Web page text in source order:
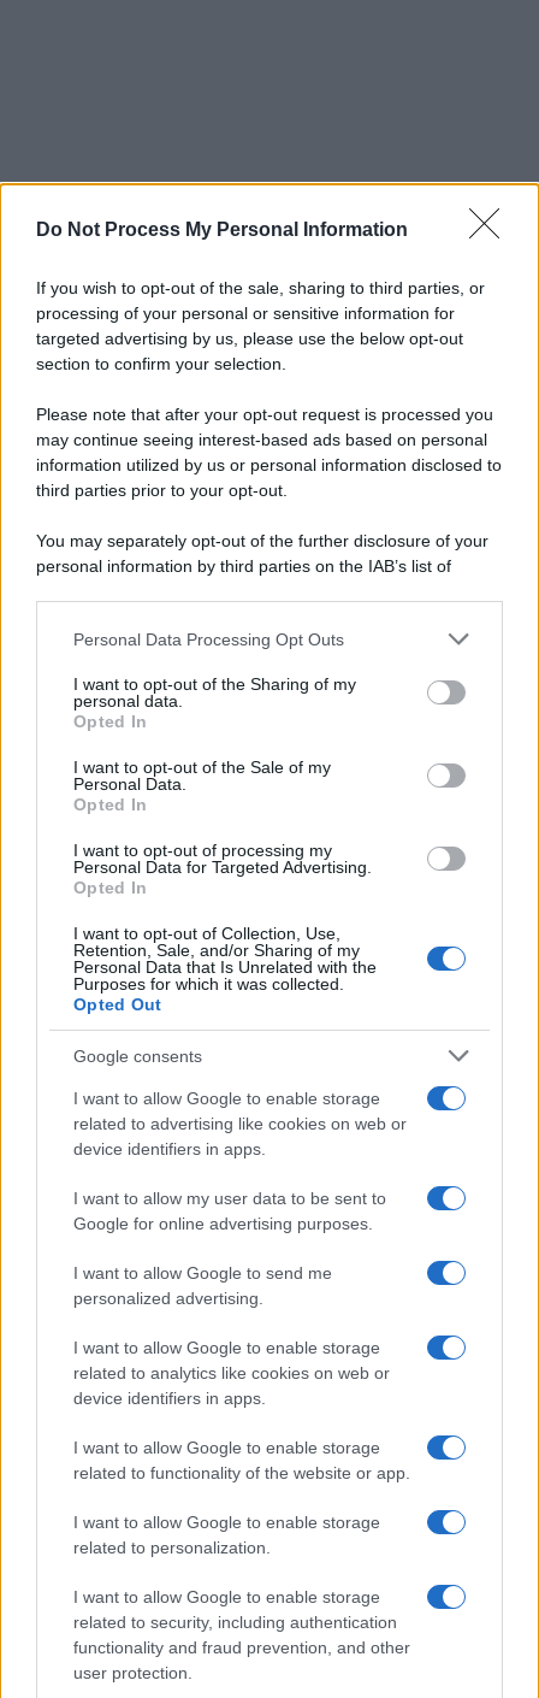
Do Not Process My Personal Information
If you wish to opt-out of the sale, sharing to third parties, or
processing of your personal or sensitive information for
targeted advertising by us, please use the below opt-out
section to confirm your selection.
Please note that after your opt-out request is processed you
may continue seeing interest-based ads based on personal
information utilized by us or personal information disclosed to
third parties prior to your opt-out.
You may separately opt-out of the further disclosure of your
personal information by third parties on the IAB’s list of
This information may also be disclosed by us to third parties
disclose it to other third parties.
Please note that this website/app uses one or more Google
services and may gather and store information including but
not limited to your visit or usage behaviour. You may click to
grant or deny consent to Google and its third-party tags to
consent section.
Personal Data Processing Opt Outs
I want to opt-out of the Sharing of my
personal data.
Opted In
I want to opt-out of the Sale of my
Personal Data.
Opted In
I want to opt-out of processing my
Personal Data for Targeted Advertising.
Opted In
I want to opt-out of Collection, Use,
Retention, Sale, and/or Sharing of my
Personal Data that Is Unrelated with the
Purposes for which it was collected.
Opted Out
Google consents
I want to allow Google to enable storage
related to advertising like cookies on web or
device identifiers in apps.
I want to allow my user data to be sent to
Google for online advertising purposes.
I want to allow Google to send me
personalized advertising.
I want to allow Google to enable storage
related to analytics like cookies on web or
device identifiers in apps.
I want to allow Google to enable storage
related to functionality of the website or app.
I want to allow Google to enable storage
related to personalization.
I want to allow Google to enable storage
related to security, including authentication
functionality and fraud prevention, and other
user protection.